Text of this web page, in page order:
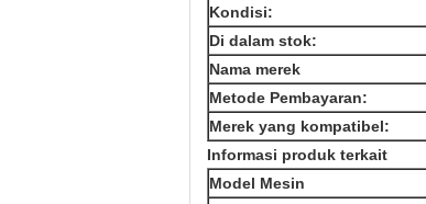
Kondisi:
Di dalam stok:
Nama merek
Metode Pembayaran:
Merek yang kompatibel:
Informasi produk terkait
Model Mesin